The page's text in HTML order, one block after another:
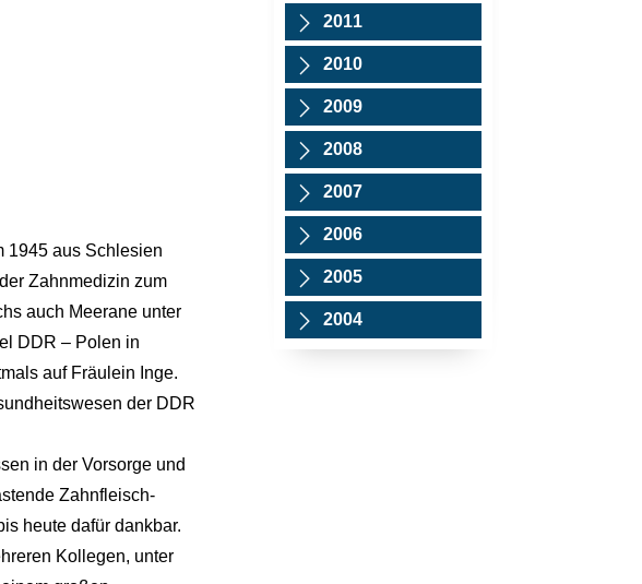
2011
2010
2009
2008
2007
2006
2005
2004
1945 aus Schlesien
Zahnmedizin zum
auch Meerane unter
DDR – Polen in
auf Fräulein Inge.
der DDR
in der Vorsorge und
Zahnfleisch-
heute dafür dankbar.
Kollegen, unter